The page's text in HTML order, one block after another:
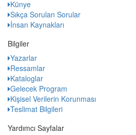
Künye
Sıkça Sorulan Sorular
İnsan Kaynakları
Bilgiler
Yazarlar
Ressamlar
Kataloglar
Gelecek Program
Kişisel Verilerin Korunması
Teslimat Bilgileri
Yardımcı Sayfalar